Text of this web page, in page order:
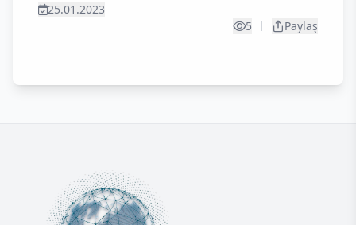
25.01.2023
5
Paylaş